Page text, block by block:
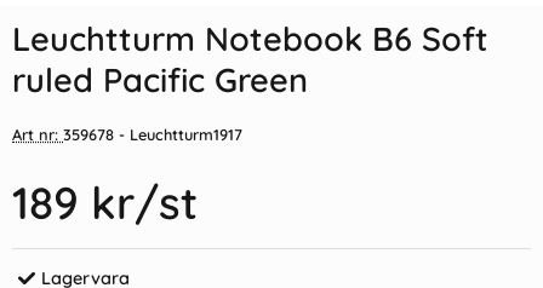
55 kr/st 14 kr/st
Leuchtturm Notebook B6 Soft
ruled Pacific Green
Art nr: 359678 - Leuchtturm1917
189 kr/st
Lagervara